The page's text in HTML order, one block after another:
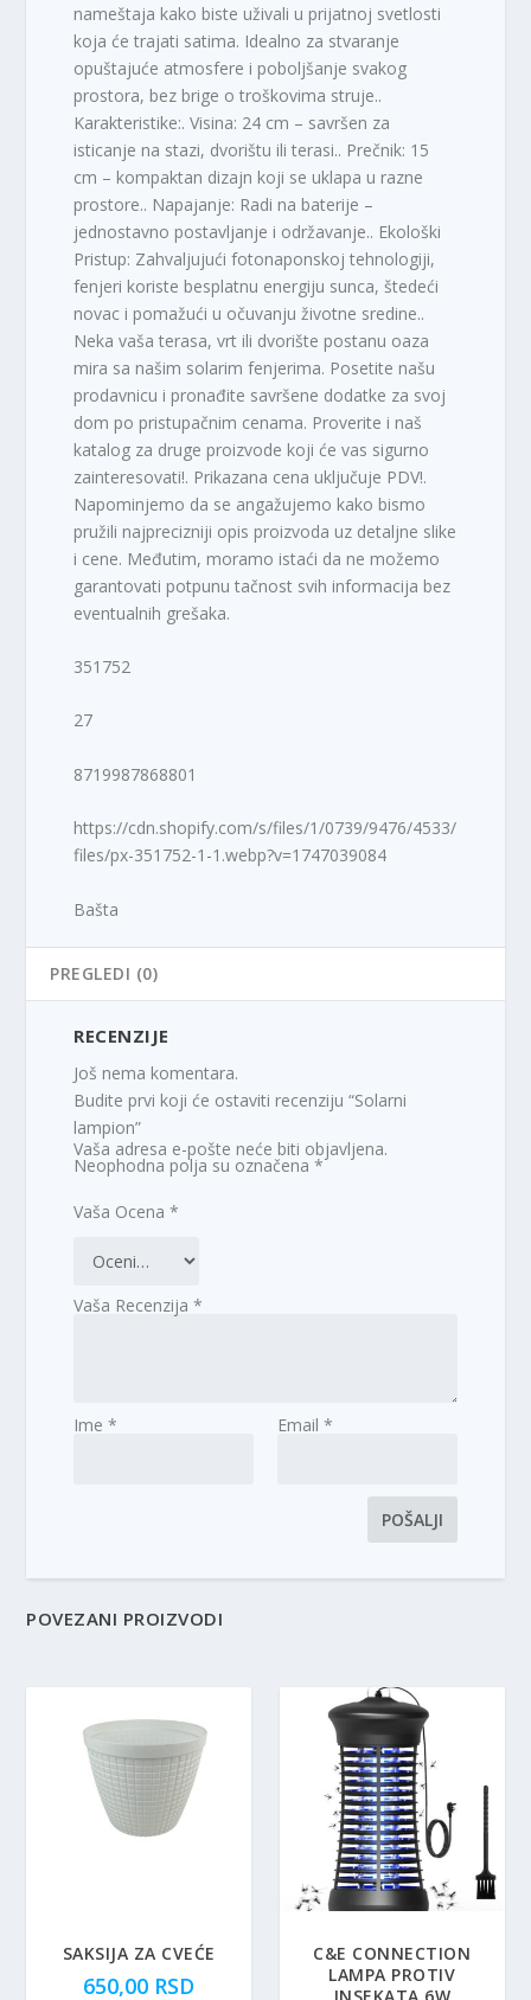
nameštaja kako biste uživali u prijatnoj svetlosti
koja će trajati satima. Idealno za stvaranje
opuštajuće atmosfere i poboljšanje svakog
prostora, bez brige o troškovima struje..
Karakteristike:. Visina: 24 cm – savršen za
isticanje na stazi, dvorištu ili terasi.. Prečnik: 15
cm – kompaktan dizajn koji se uklapa u razne
prostore.. Napajanje: Radi na baterije –
jednostavno postavljanje i održavanje.. Ekološki
Pristup: Zahvaljujući fotonaponskoj tehnologiji,
fenjeri koriste besplatnu energiju sunca, štedeći
novac i pomažući u očuvanju životne sredine..
Neka vaša terasa, vrt ili dvorište postanu oaza
mira sa našim solarim fenjerima. Posetite našu
prodavnicu i pronađite savršene dodatke za svoj
dom po pristupačnim cenama. Proverite i naš
katalog za druge proizvode koji će vas sigurno
zainteresovati!. Prikazana cena uključuje PDV!.
Napominjemo da se angažujemo kako bismo
pružili najprecizniji opis proizvoda uz detaljne slike
i cene. Međutim, moramo istaći da ne možemo
garantovati potpunu tačnost svih informacija bez
eventualnih grešaka.
351752
27
8719987868801
https://cdn.shopify.com/s/files/1/0739/9476/4533/
files/px-351752-1-1.webp?v=1747039084
Bašta
PREGLEDI (0)
RECENZIJE
Još nema komentara.
Budite prvi koji će ostaviti recenziju “Solarni
lampion”
Vaša adresa e-pošte neće biti objavljena.
Neophodna polja su označena*
Vaša Ocena*
Vaša Recenzija*
Ime* Email *
POVEZANI PROIZVODI
SAKSIJA ZA CVEĆE
650,00 RSD
C&E CONNECTION
LAMPA PROTIV